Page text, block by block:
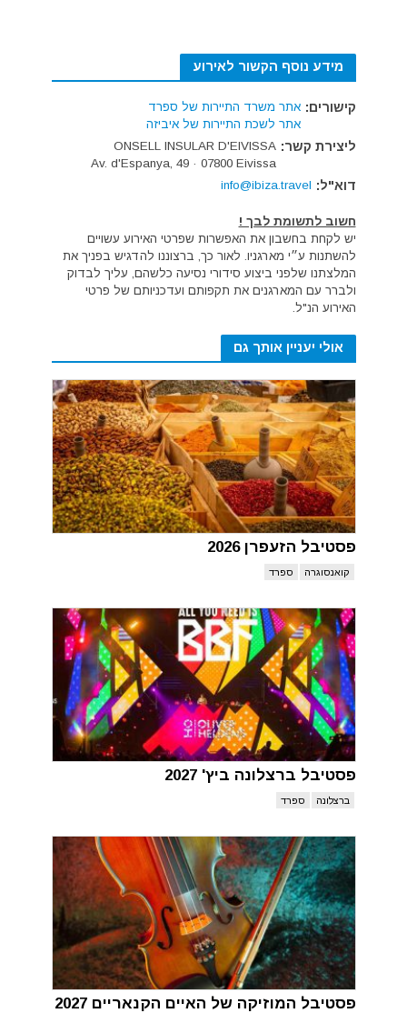
מידע נוסף הקשור לאירוע
קישורים: אתר משרד התיירות של ספרד
אתר לשכת התיירות של איביזה
ליצירת קשר: ONSELL INSULAR D'EIVISSA
Av. d'Espanya, 49 · 07800 Eivissa
דוא"ל: info@ibiza.travel
חשוב לתשומת לבך !
יש לקחת בחשבון את האפשרות שפרטי האירוע עשויים
להשתנות ע״י מארגניו. לאור כך, ברצוננו להדגיש בפניך את
המלצתנו שלפני ביצוע סידורי נסיעה כלשהם, עליך לבדוק
ולברר עם המארגנים את תקפותם ועדכניותם של פרטי
האירוע הנ"ל.
אולי יעניין אותך גם
פסטיבל הזעפרן 2026
קואנסוגרה ספרד
פסטיבל ברצלונה ביץ' 2027
ברצלונה ספרד
פסטיבל המוזיקה של האיים הקנאריים 2027